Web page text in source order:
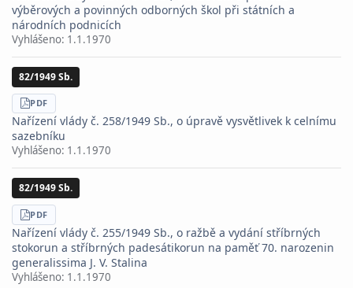
výběrových a povinných odborných škol při státních a
národních podnicích
Vyhlášeno: 1.1.1970
82/1949 Sb.
STÁHNOUT
PDF
Nařízení vlády č. 258/1949 Sb., o úpravě vysvětlivek k celnímu
sazebníku
Vyhlášeno: 1.1.1970
82/1949 Sb.
STÁHNOUT
PDF
Nařízení vlády č. 255/1949 Sb., o ražbě a vydání stříbrných
stokorun a stříbrných padesátikorun na paměť 70. narozenin
generalissima J. V. Stalina
Vyhlášeno: 1.1.1970